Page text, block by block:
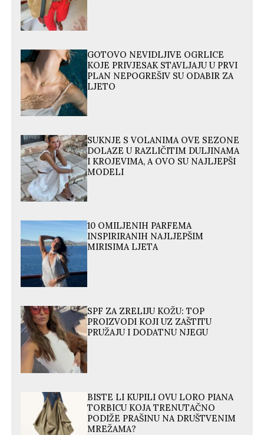
GOTOVO NEVIDLJIVE OGRLICE
KOJE PRIVJESAK STAVLJAJU U PRVI
PLAN NEPOGREŠIV SU ODABIR ZA
LJETO
SUKNJE S VOLANIMA OVE SEZONE
DOLAZE U RAZLIČITIM DULJINAMA
I KROJEVIMA, A OVO SU NAJLJEPŠI
MODELI
10 OMILJENIH PARFEMA
INSPIRIRANIH NAJLJEPŠIM
MIRISIMA LJETA
SPF ZA ZRELIJU KOŽU: TOP
PROIZVODI KOJI UZ ZAŠTITU
PRUŽAJU I DODATNU NJEGU
BISTE LI KUPILI OVU LORO PIANA
TORBICU KOJA TRENUTAČNO
PODIŽE PRAŠINU NA DRUŠTVENIM
MREŽAMA?